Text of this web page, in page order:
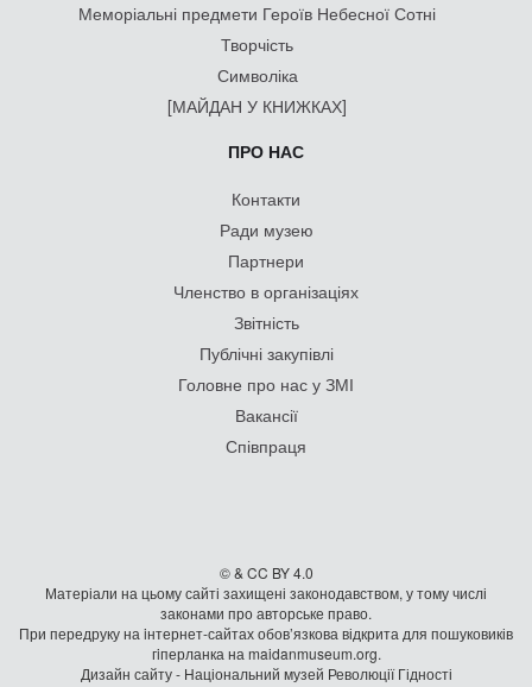
Меморіальні предмети Героїв Небесної Сотні
Творчість
Символіка
[МАЙДАН У КНИЖКАХ]
ПРО НАС
Контакти
Ради музею
Партнери
Членство в організаціях
Звітність
Публічні закупівлі
Головне про нас у ЗМІ
Вакансії
Співпраця
© & CC BY 4.0
Матеріали на цьому сайті захищені законодавством, у тому числі
законами про авторське право.
При передруку на iнтернет-сайтах обов’язкова відкрита для пошуковиків
гiперланка на maidanmuseum.org.
Дизайн сайту - Національний музей Революції Гідності